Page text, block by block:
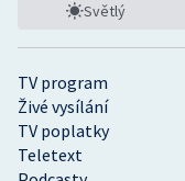
TV program
Živé vysílání
TV poplatky
Teletext
Světlý